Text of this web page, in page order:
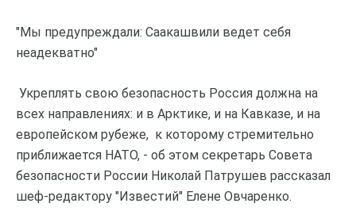
"Мы предупреждали: Саакашвили ведет себя
неадекватно"
Укреплять свою безопасность Россия должна на
всех направлениях: и в Арктике, и на Кавказе, и на
европейском рубеже, к которому стремительно
приближается НАТО, - об этом секретарь Совета
безопасности России Николай Патрушев рассказал
шеф-редактору "Известий" Елене Овчаренко.